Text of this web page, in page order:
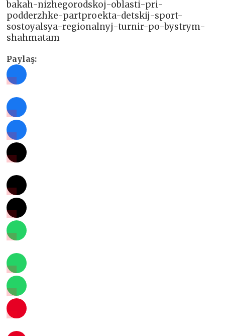
bakah-nizhegorodskoj-oblasti-pri-
podderzhke-partproekta-detskij-sport-
sostoyalsya-regionalnyj-turnir-po-bystrym-
shahmatam
Paylaş: